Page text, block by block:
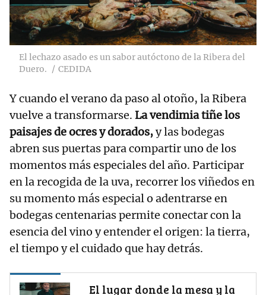
El lechazo asado es un sabor autóctono de la Ribera del
Duero.
CEDIDA
Y cuando el verano da paso al otoño, la Ribera
vuelve a transformarse. La vendimia tiñe los
paisajes de ocres y dorados,y las bodegas
abren sus puertas para compartir uno de los
momentos más especiales del año. Participar
en la recogida de la uva, recorrer los viñedos en
su momento más especial o adentrarse en
bodegas centenarias permite conectar con la
esencia del vino y entender el origen: la tierra,
el tiempo y el cuidado que hay detrás.
El lugar donde la mesa y la